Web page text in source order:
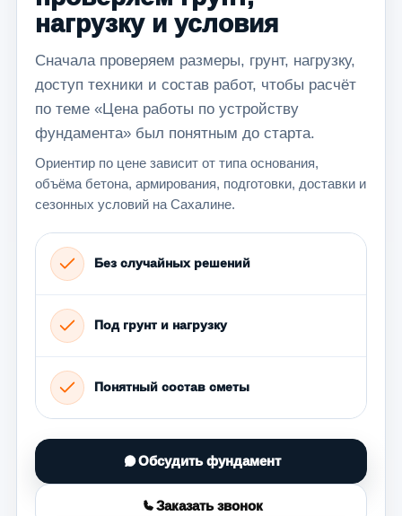
нагрузку и условия
Сначала проверяем размеры, грунт, нагрузку,
доступ техники и состав работ, чтобы расчёт
по теме «Цена работы по устройству
фундамента» был понятным до старта.
Ориентир по цене зависит от типа основания,
объёма бетона, армирования, подготовки, доставки и
сезонных условий на Сахалине.
Без случайных решений
Под грунт и нагрузку
Понятный состав сметы
Обсудить фундамент
Заказать звонок